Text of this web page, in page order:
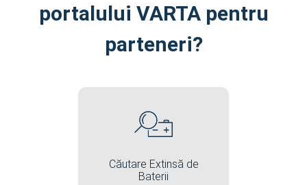
portalului VARTA pentru
parteneri?
Căutare Extinsă de
Baterii